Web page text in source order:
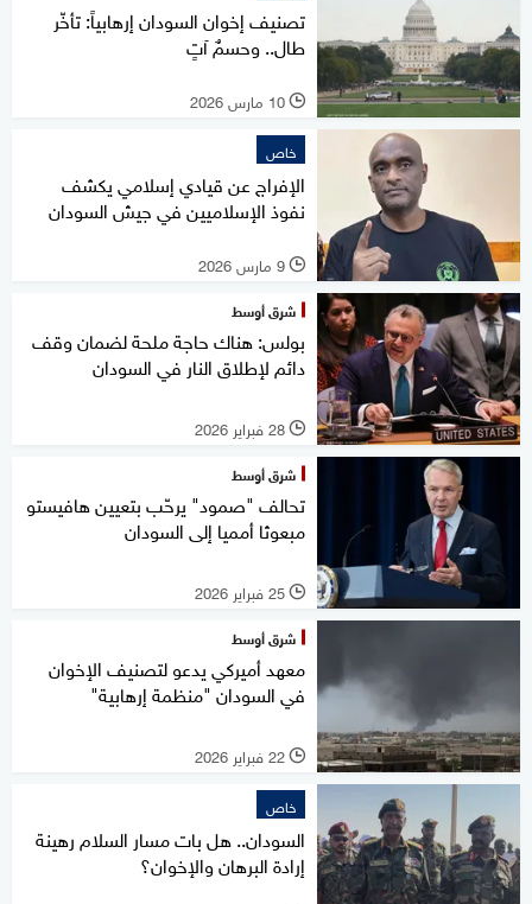
تصنيف إخوان السودان إرهابياً: تأخّر
طال.. وحسمٌ آتٍ
l 10 مارس 2026
خاص
الإفراج عن قيادي إسلامي يكشف
نفوذ الإسلاميين في جيش السودان
l 9 مارس 2026
شرق أوسط
بولس: هناك حاجة ملحة لضمان وقف
دائم لإطلاق النار في السودان
l 28 فبراير 2026
شرق أوسط
تحالف "صمود" يرحّب بتعيين هافيستو
مبعوثا أمميا إلى السودان
l 25 فبراير 2026
شرق أوسط
معهد أميركي يدعو لتصنيف الإخوان
في السودان "منظمة إرهابية"
l 22 فبراير 2026
خاص
السودان.. هل بات مسار السلام رهينة
إرادة البرهان والإخوان؟